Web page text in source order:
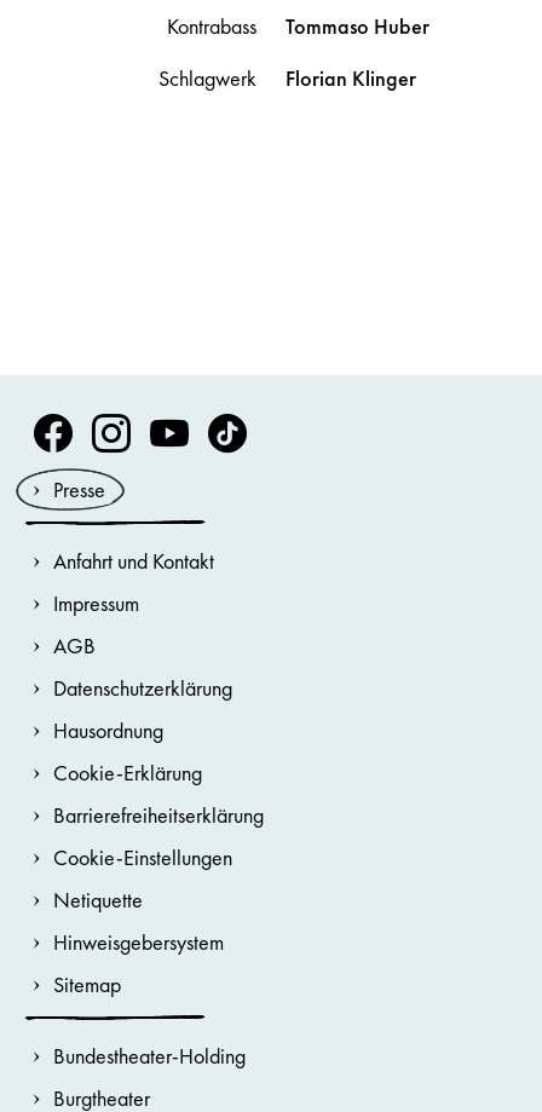
Kontrabass
Tommaso Huber
Schlagwerk
Florian Klinger
Volksoper Facebook
Volksoper Instagram
Volksoper Youtube
Volksoper TikTok
Presse
Anfahrt und Kontakt
Impressum
AGB
Datenschutzerklärung
Hausordnung
Cookie-Erklärung
Barrierefreiheitserklärung
Cookie-Einstellungen
Netiquette
Hinweisgebersystem
Sitemap
Bundestheater-Holding
Burgtheater